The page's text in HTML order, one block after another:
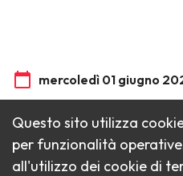
mercoledì 01 giugno
DUTUR CLAUN VIP
18^ Giornata
Questo sito utilizza
per funzionalità
all'utilizzo dei cookie di